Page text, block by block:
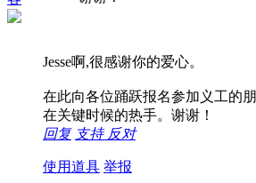
Jesse啊,很感谢你的爱心。
在此向各位踊跃报名参加义工的
在关键时候的热手。谢谢！
回复 支持 反对
使用道具 举报